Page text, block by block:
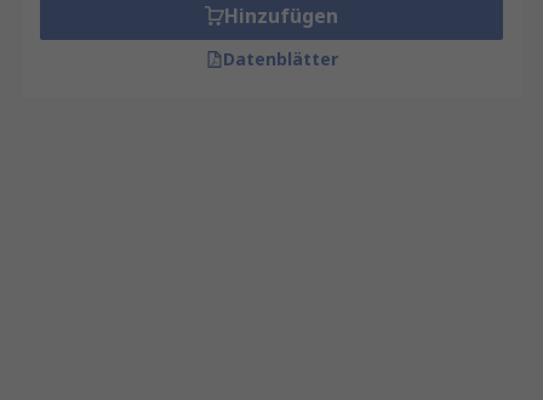
Hinzufügen
Datenblätter